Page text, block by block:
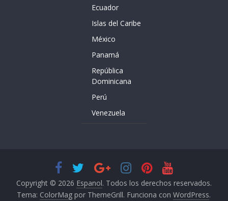
Ecuador
Islas del Caribe
México
Panamá
República
Dominicana
Perú
Venezuela
Copyright © 2026 Espanol. Todos los derechos reservados.
Tema: ColorMag por ThemeGrill. Funciona conWordPress.